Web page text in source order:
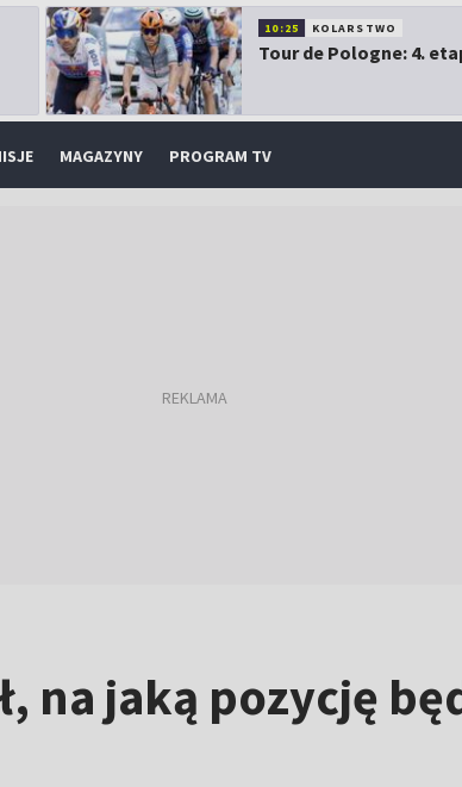
10:25 KOLARSTWO
Tour de Pologne: 4.
MAGAZYNY PROGRAM TV
na jaką pozycję